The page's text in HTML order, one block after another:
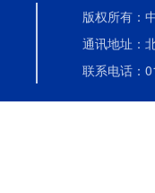
版权所有：
通讯地址：
联系电话：